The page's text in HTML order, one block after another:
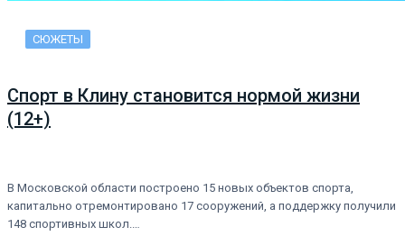
СЮЖЕТЫ
Спорт в Клину становится нормой жизни
(12+)
В Московской области построено 15 новых объектов спорта,
капитально отремонтировано 17 сооружений, а поддержку получили
148 спортивных школ.…